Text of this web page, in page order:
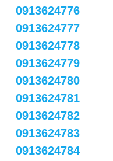
0913624776
0913624777
0913624778
0913624779
0913624780
0913624781
0913624782
0913624783
0913624784